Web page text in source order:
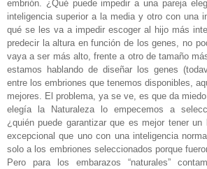
embrión. ¿Qué puede impedir a una pareja
inteligencia superior a la media y otro con una
qué se les va a impedir escoger al hijo más
predecir la altura en función de los genes, no
vaya a ser más alto, frente a otro de tamaño
estamos hablando de diseñar los genes
entre los embriones que tenemos disponibles,
mejores. El problema, ya se ve, es que da
elegía la Naturaleza lo empecemos a
¿quién puede garantizar que es mejor tener
excepcional que uno con una inteligencia
solo a los embriones seleccionados porque
Pero para los embarazos “naturales”